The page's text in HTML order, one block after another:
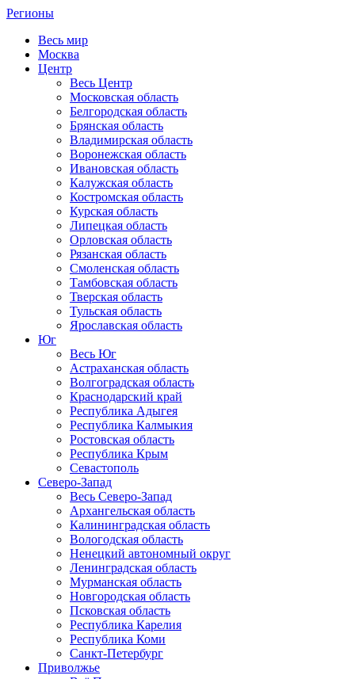
Регионы
Весь мир
Москва
Центр
Весь Центр
Московская область
Белгородская область
Брянская область
Владимирская область
Воронежская область
Ивановская область
Калужская область
Костромская область
Курская область
Липецкая область
Орловская область
Рязанская область
Смоленская область
Тамбовская область
Тверская область
Тульская область
Ярославская область
Юг
Весь Юг
Астраханская область
Волгоградская область
Краснодарский край
Республика Адыгея
Республика Калмыкия
Ростовская область
Республика Крым
Севастополь
Северо-Запад
Весь Северо-Запад
Архангельская область
Калининградская область
Вологодская область
Ненецкий автономный округ
Ленинградская область
Мурманская область
Новгородская область
Псковская область
Республика Карелия
Республика Коми
Санкт-Петербург
Приволжье